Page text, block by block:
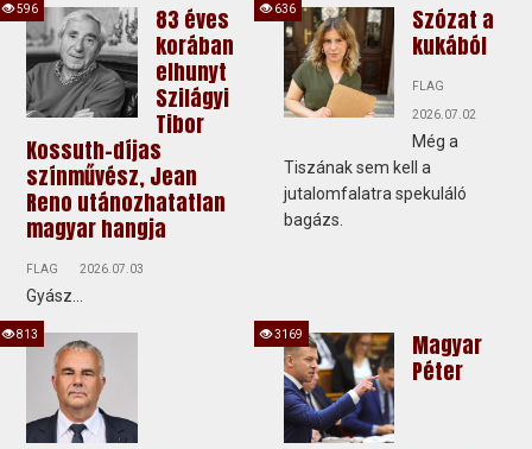
83 éves
korában
elhunyt
Szilágyi
Tibor
Kossuth-díjas
színművész, Jean
Reno utánozhatatlan
magyar hangja
FLAG 2026.07.03
Gyász...
596
Szózat a
kukából
FLAG
2026.07.02
Még a
Tiszának sem kell a
jutalomfalatra spekuláló
bagázs.
636
813
Magyar
Péter
3169